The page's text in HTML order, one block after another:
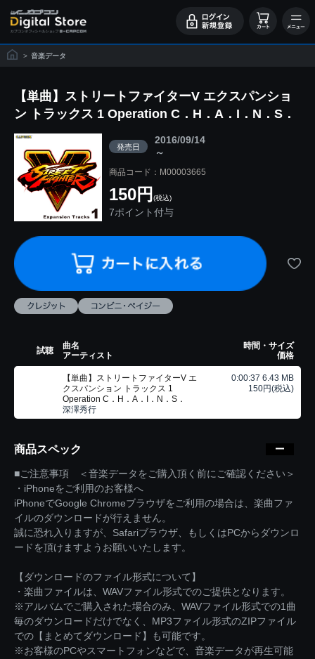
> 音楽データ
【単曲】ストリートファイターV エクスパンショ
ン トラックス 1 Operation C．H．A．I．N．S．
発売日
2016/09/14
～
商品コード：M00003665
150円 (税込)
7ポイント付与
試聴
曲名
アーティスト
時間・サイズ
価格
【単曲】ストリートファイターV エ
クスパンション トラックス 1
Operation C．H．A．I．N．S．
深澤秀行
0:00:37 6.43 MB
150円(税込)
商品スペック
■ご注意事項 ＜音楽データをご購入頂く前にご確認ください＞
・iPhoneをご利用のお客様へ
iPhoneでGoogle Chromeブラウザをご利用の場合は、楽曲ファ
イルのダウンロードが行えません。
誠に恐れ入りますが、Safariブラウザ、もしくはPCからダウンロ
ードを頂けますようお願いいたします。
【ダウンロードのファイル形式について】
・楽曲ファイルは、WAVファイル形式でのご提供となります。
※アルバムでご購入された場合のみ、WAVファイル形式での1曲
毎のダウンロードだけでなく、MP3ファイル形式のZIPファイル
での【まとめてダウンロード】も可能です。
※お客様のPCやスマートフォンなどで、音楽データが再生可能